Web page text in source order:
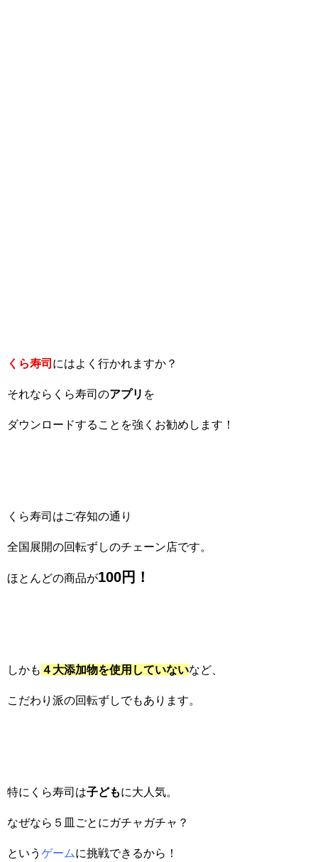
くら寿司 にはよく行かれますか？
それならくら寿司のアプリ を
ダウンロードすることを強くお勧めします！
くら寿司はご存知の通り
全国展開の回転ずしのチェーン店です。
ほとんどの商品が100円！
しかも ４大添加物を使用していないなど、
こだわり派の回転ずしでもあります。
特にくら寿司は子どもに大人気。
なぜなら５皿ごとにガチャガチャ？
という ゲームに挑戦できるから！